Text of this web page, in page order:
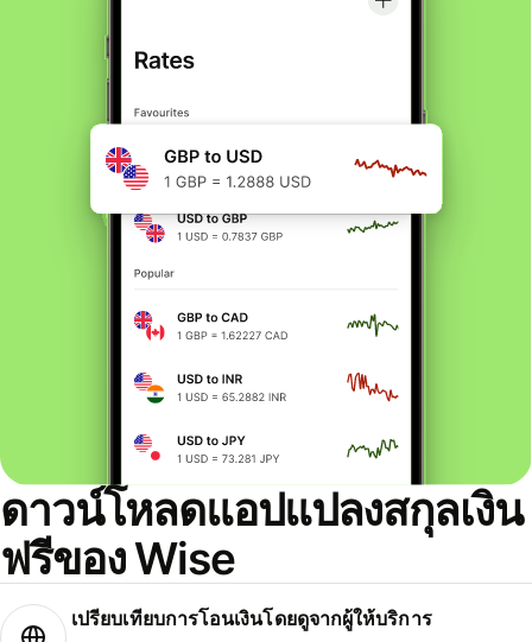
ดาวน์โหลดแอปแปลงสกุลเงิน
ฟรีของ Wise
เปรียบเทียบการโอนเงินโดยดูจากผู้ให้บริการ